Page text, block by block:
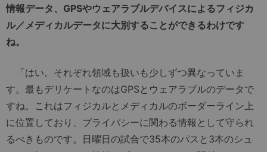
情報データ、 GPSやウェアラブルデバイスによるフィジカ
ル／メディカルデータに大別することができるわけです
ね。
「はい。それぞれ領域も扱いも少しずつ異なっていま
す。最もデリケートなのはGPSとウェアラブルのデータで
すね。これはフィジカルとメディカルのボーダーライン上
に位置しており、プライバシーに関わる情報として守られ
るべきものです。日曜日の試合で35本のパスと3本のシュ